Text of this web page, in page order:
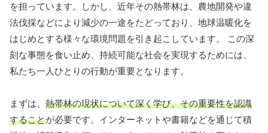
を担っています。しかし、近年その熱帯林は、農地開発や違
法伐採などにより減少の一途をたどっており、地球温暖化を
はじめとする様々な環境問題を引き起こしています。 この深
刻な事態を食い止め、持続可能な社会を実現するためには、
私たち一人ひとりの行動が重要となります。
まずは、 熱帯林の現状について深く学び、その重要性を認識
することが必要です。インターネットや書籍などを通じて積